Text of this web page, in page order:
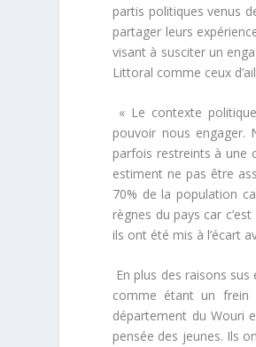
partis politiques venus
partager leurs
visant à susciter un
Littoral comme ceux
« Le contexte
pouvoir nous
parfois restreints à une
estiment ne pas être
70% de la population
règnes du pays car
ils ont été mis à l’écart
En plus des raisons
comme étant un frein
département du Wouri
pensée des jeunes. Ils